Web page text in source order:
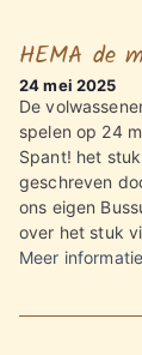
HEMA de
24 mei 2025
De
spelen op 24
Spant! het
geschreven
ons eigen
over het stuk
Meer